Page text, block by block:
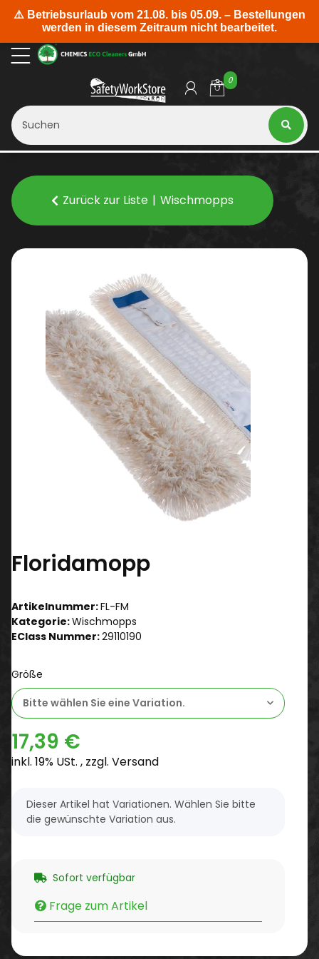
0
Zurück zur Liste Wischmopps
Floridamopp
Artikelnummer:FL-FM
Kategorie:Wischmopps
EClass Nummer:29110190
Größe
Bitte wählen Sie eine Variation.
17,39 €
inkl. 19% USt. , zzgl. Versand
x
Dieser Artikel hat Variationen. Wählen Sie bitte
die gewünschte Variation aus.
Sofort verfügbar
Frage zum Artikel